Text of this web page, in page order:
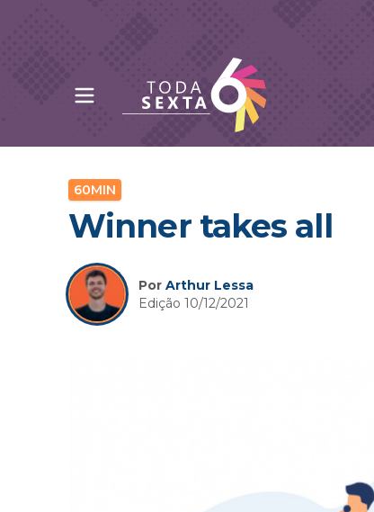
Abrir menu principal
60MIN
Winner takes all
Por Arthur Lessa
Edição 10/12/2021